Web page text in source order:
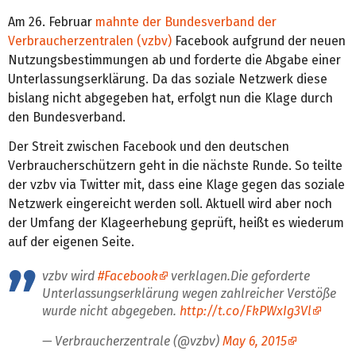
Am 26. Februar mahnte der Bundesverband der
Verbraucherzentralen (vzbv) Facebook aufgrund der neuen
Nutzungsbestimmungen ab und forderte die Abgabe einer
Unterlassungserklärung. Da das soziale Netzwerk diese
bislang nicht abgegeben hat, erfolgt nun die Klage durch
den Bundesverband.
Der Streit zwischen Facebook und den deutschen
Verbraucherschützern geht in die nächste Runde. So teilte
der vzbv via Twitter mit, dass eine Klage gegen das soziale
Netzwerk eingereicht werden soll. Aktuell wird aber noch
der Umfang der Klageerhebung geprüft, heißt es wiederum
auf der eigenen Seite.
vzbv wird#Facebook
verklagen.Die geforderte
Unterlassungserklärung wegen zahlreicher Verstöße
wurde nicht abgegeben. http://t.co/FkPWxIg3Vl
— Verbraucherzentrale (@vzbv)May 6, 2015